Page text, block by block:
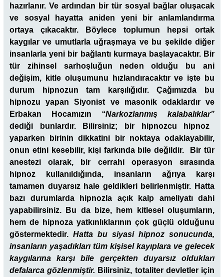
hazırlanır. Ve ardından bir tür sosyal bağlar oluşacak
ve sosyal hayatta aniden yeni bir anlamlandırma
ortaya çıkacaktır. Böylece toplumun hepsi ortak
kaygılar ve umutlarla uğraşmaya ve bu şekilde diğer
insanlarla yeni bir bağlantı kurmaya başlayacaktır. Bir
tür zihinsel sarhoşluğun neden olduğu bu ani
değişim, kitle oluşumunu hızlandıracaktır ve işte bu
durum hipnozun tam karşılığıdır. Çağımızda bu
hipnozu yapan Siyonist ve masonik odaklardır ve
Erbakan Hocamızın “Narkozlanmış kalabalıklar”
dediği bunlardır. Bilirsiniz; bir hipnozcu hipnoz
yaparken birinin dikkatini bir noktaya odaklayabilir,
onun etini kesebilir, kişi farkında bile değildir. Bir tür
anestezi olarak, bir cerrahi operasyon sırasında
hipnoz kullanıldığında, insanların ağrıya karşı
tamamen duyarsız hale geldikleri belirlenmiştir. Hatta
bazı durumlarda hipnozla açık kalp ameliyatı dahi
yapabilirsiniz. Bu da bize, hem kitlesel oluşumların,
hem de hipnoza yatkınlıklarının çok güçlü olduğunu
göstermektedir. Hatta bu siyasi hipnoz sonucunda,
insanların yaşadıkları tüm kişisel kayıplara ve gelecek
kaygılarına karşı bile gerçekten duyarsız oldukları
defalarca gözlenmiştir. Bilirsiniz, totaliter devletler için